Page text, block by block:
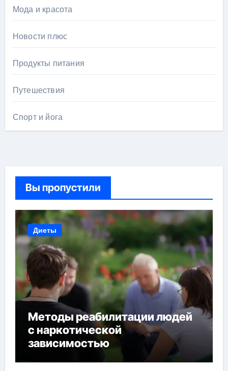
Мода и красота
Новости плюс
Продукты питания
Путешествия
Спорт и йога
Вы пропустили
Диеты
Методы реабилитации людей
с наркотической
зависимостью